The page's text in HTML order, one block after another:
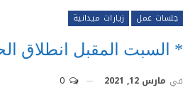
جلسات عمل زيارات ميدانية
* السبت المقبل انطلاق
في مارس 12, 2021